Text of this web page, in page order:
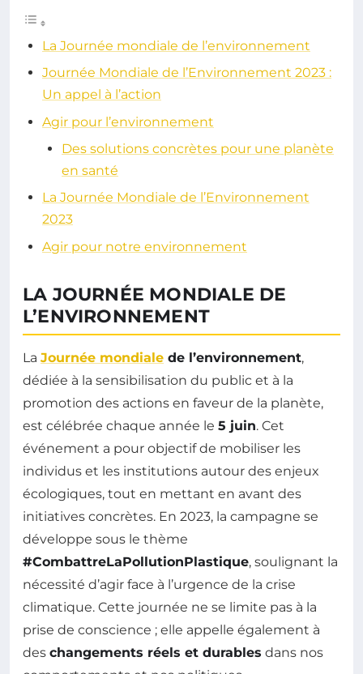
La Journée mondiale de l’environnement
Journée Mondiale de l’Environnement 2023 :
Un appel à l’action
Agir pour l’environnement
Des solutions concrètes pour une planète
en santé
La Journée Mondiale de l’Environnement
2023
Agir pour notre environnement
LA JOURNÉE MONDIALE DE
L’ENVIRONNEMENT
La Journée mondiale de l’environnement,
dédiée à la sensibilisation du public et à la
promotion des actions en faveur de la planète,
est célébrée chaque année le 5 juin. Cet
événement a pour objectif de mobiliser les
individus et les institutions autour des enjeux
écologiques, tout en mettant en avant des
initiatives concrètes. En 2023, la campagne se
développe sous le thème
#CombattreLaPollutionPlastique, soulignant la
nécessité d’agir face à l’urgence de la crise
climatique. Cette journée ne se limite pas à la
prise de conscience ; elle appelle également à
des changements réels et durables dans nos